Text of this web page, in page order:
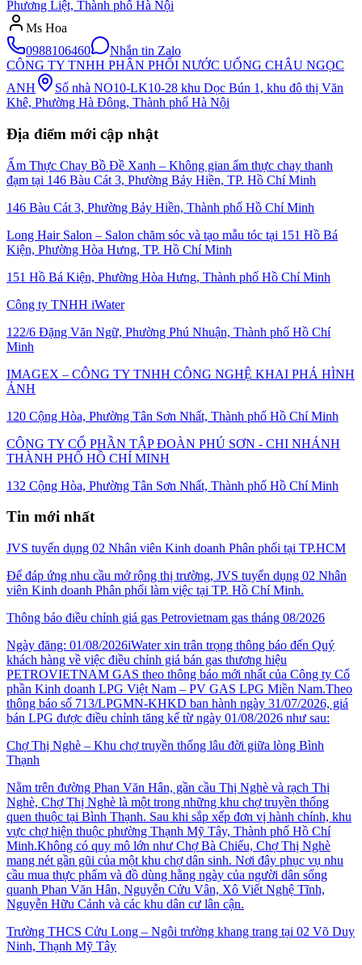
Phương Liệt, Thành phố Hà Nội
Ms Hoa
0988106460
Nhắn tin Zalo
CÔNG TY TNHH PHÂN PHỐI NƯỚC UỐNG CHÂU NGỌC
ANH
Số nhà NO10-LK10-28 khu Dọc Bún 1, khu đô thị Văn
Khê, Phường Hà Đông, Thành phố Hà Nội
Địa điểm mới cập nhật
Ẩm Thực Chay Bồ Đề Xanh – Không gian ẩm thực chay thanh
đạm tại 146 Bàu Cát 3, Phường Bảy Hiền, TP. Hồ Chí Minh
146 Bàu Cát 3, Phường Bảy Hiền, Thành phố Hồ Chí Minh
Long Hair Salon – Salon chăm sóc và tạo mẫu tóc tại 151 Hồ Bá
Kiện, Phường Hòa Hưng, TP. Hồ Chí Minh
151 Hồ Bá Kiện, Phường Hòa Hưng, Thành phố Hồ Chí Minh
Công ty TNHH iWater
122/6 Đặng Văn Ngữ, Phường Phú Nhuận, Thành phố Hồ Chí
Minh
IMAGEX – CÔNG TY TNHH CÔNG NGHỆ KHAI PHÁ HÌNH
ẢNH
120 Cộng Hòa, Phường Tân Sơn Nhất, Thành phố Hồ Chí Minh
CÔNG TY CỔ PHẦN TẬP ĐOÀN PHÚ SƠN - CHI NHÁNH
THÀNH PHỐ HỒ CHÍ MINH
132 Cộng Hòa, Phường Tân Sơn Nhất, Thành phố Hồ Chí Minh
Tin mới nhất
JVS tuyển dụng 02 Nhân viên Kinh doanh Phân phối tại TP.HCM
Để đáp ứng nhu cầu mở rộng thị trường, JVS tuyển dụng 02 Nhân
viên Kinh doanh Phân phối làm việc tại TP. Hồ Chí Minh.
Thông báo điều chỉnh giá gas Petrovietnam gas tháng 08/2026
Ngày đăng: 01/08/2026iWater xin trân trọng thông báo đến Quý
khách hàng về việc điều chỉnh giá bán gas thương hiệu
PETROVIETNAM GAS theo thông báo mới nhất của Công ty Cổ
phần Kinh doanh LPG Việt Nam – PV GAS LPG Miền Nam.Theo
thông báo số 713/LPGMN-KHKD ban hành ngày 31/07/2026, giá
bán LPG được điều chỉnh tăng kể từ ngày 01/08/2026 như sau:
Chợ Thị Nghè – Khu chợ truyền thống lâu đời giữa lòng Bình
Thạnh
Nằm trên đường Phan Văn Hân, gần cầu Thị Nghè và rạch Thị
Nghè, Chợ Thị Nghè là một trong những khu chợ truyền thống
quen thuộc tại Bình Thạnh. Sau khi sắp xếp đơn vị hành chính, khu
vực chợ hiện thuộc phường Thạnh Mỹ Tây, Thành phố Hồ Chí
Minh.Không có quy mô lớn như Chợ Bà Chiểu, Chợ Thị Nghè
mang nét gần gũi của một khu chợ dân sinh. Nơi đây phục vụ nhu
cầu mua thực phẩm và đồ dùng hằng ngày của người dân sống
quanh Phan Văn Hân, Nguyễn Cửu Vân, Xô Viết Nghệ Tĩnh,
Nguyễn Hữu Cảnh và các khu dân cư lân cận.
Trường THCS Cửu Long – Ngôi trường khang trang tại 02 Võ Duy
Ninh, Thạnh Mỹ Tây